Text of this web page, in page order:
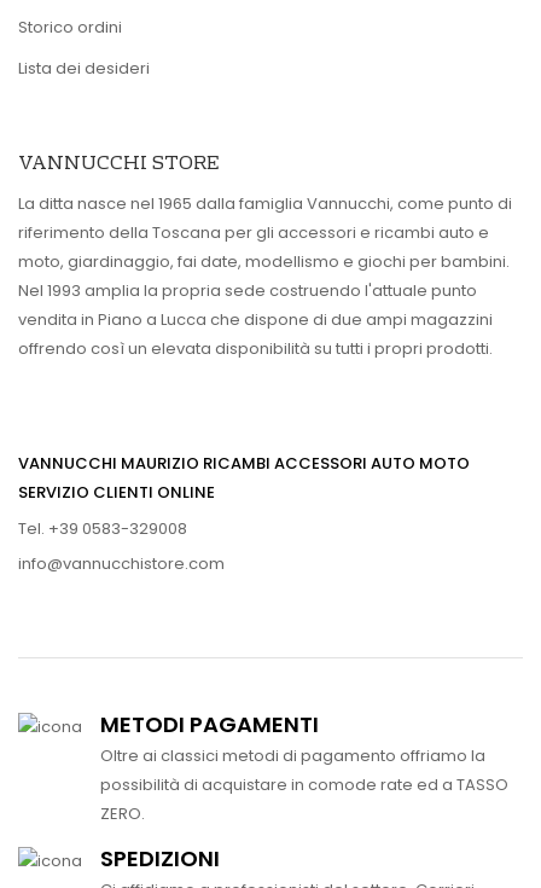
Storico ordini
Lista dei desideri
VANNUCCHI STORE
La ditta nasce nel 1965 dalla famiglia Vannucchi, come punto di
riferimento della Toscana per gli accessori e ricambi auto e
moto, giardinaggio, fai date, modellismo e giochi per bambini.
Nel 1993 amplia la propria sede costruendo l'attuale punto
vendita in Piano a Lucca che dispone di due ampi magazzini
offrendo così un elevata disponibilità su tutti i propri prodotti.
VANNUCCHI MAURIZIO RICAMBI ACCESSORI AUTO MOTO
SERVIZIO CLIENTI ONLINE
Tel. +39 0583-329008
info@vannucchistore.com
METODI PAGAMENTI
Oltre ai classici metodi di pagamento offriamo la
possibilità di acquistare in comode rate ed a TASSO
ZERO.
SPEDIZIONI